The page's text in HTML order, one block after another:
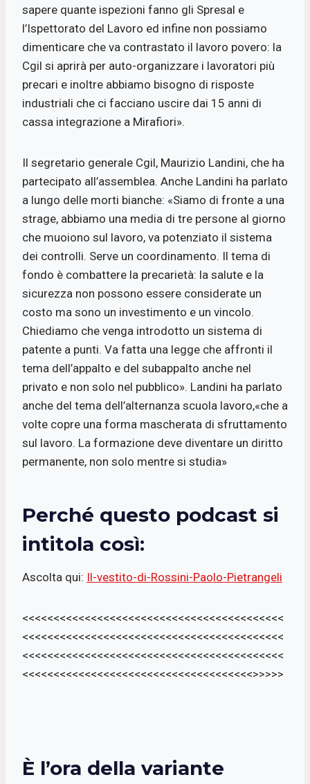
sapere quante ispezioni fanno gli Spresal e
l’Ispettorato del Lavoro ed infine non possiamo
dimenticare che va contrastato il lavoro povero: la
Cgil si aprirà per auto-organizzare i lavoratori più
precari e inoltre abbiamo bisogno di risposte
industriali che ci facciano uscire dai 15 anni di
cassa integrazione a Mirafiori».
Il segretario generale Cgil, Maurizio Landini, che ha
partecipato all’assemblea. Anche Landini ha parlato
a lungo delle morti bianche: «Siamo di fronte a una
strage, abbiamo una media di tre persone al giorno
che muoiono sul lavoro, va potenziato il sistema
dei controlli. Serve un coordinamento. Il tema di
fondo è combattere la precarietà: la salute e la
sicurezza non possono essere considerate un
costo ma sono un investimento e un vincolo.
Chiediamo che venga introdotto un sistema di
patente a punti. Va fatta una legge che affronti il
tema dell’appalto e del subappalto anche nel
privato e non solo nel pubblico». Landini ha parlato
anche del tema dell’alternanza scuola lavoro,«che a
volte copre una forma mascherata di sfruttamento
sul lavoro. La formazione deve diventare un diritto
permanente, non solo mentre si studia»
Perché questo podcast si
intitola così:
Ascolta qui: Il-vestito-di-Rossini-Paolo-Pietrangeli
<<<<<<<<<<<<<<<<<<<<<<<<<<<<<<<<<<<<<<<<<<
<<<<<<<<<<<<<<<<<<<<<<<<<<<<<<<<<<<<<<<<<<
<<<<<<<<<<<<<<<<<<<<<<<<<<<<<<<<<<<<<<<<<<
<<<<<<<<<<<<<<<<<<<<<<<<<<<<<<<<<<<<<>>>>>
È l’ora della variante